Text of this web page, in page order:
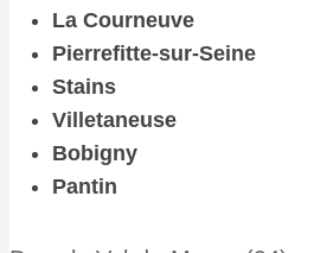
La Courneuve
Pierrefitte-sur-Seine
Stains
Villetaneuse
Bobigny
Pantin